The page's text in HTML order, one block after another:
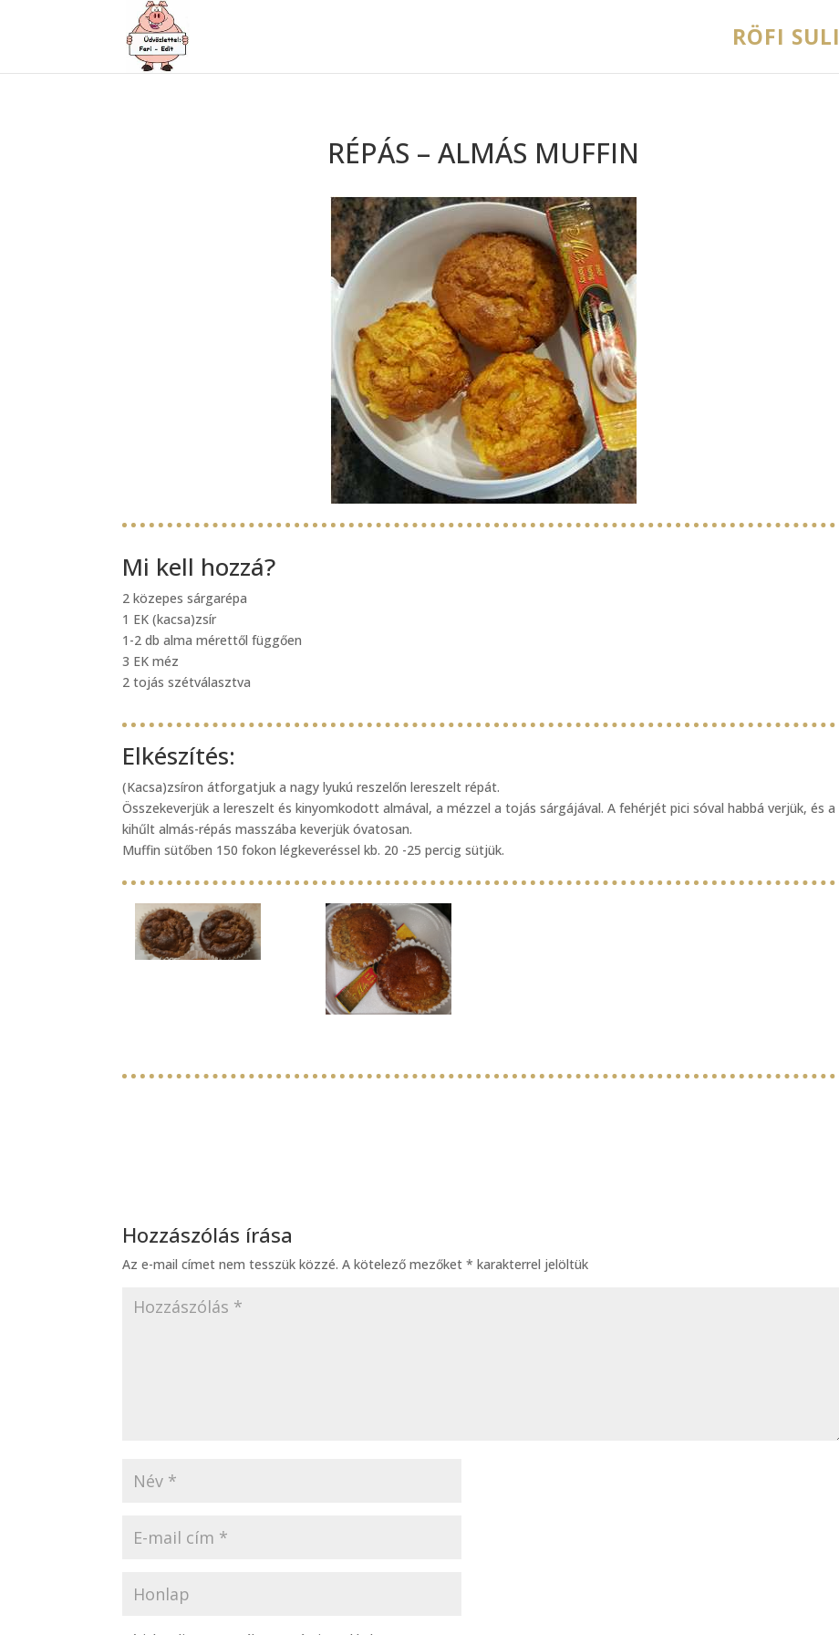
RÖFI SULI
RÉPÁS – ALMÁS MUFFIN
Mi kell hozzá?
2 közepes sárgarépa
1 EK (kacsa)zsír
1-2 db alma mérettől függően
3 EK méz
2 tojás szétválasztva
Elkészítés:
(Kacsa)zsíron átforgatjuk a nagy lyukú reszelőn lereszelt répát.
Összekeverjük a lereszelt és kinyomkodott almával, a mézzel a tojás sárgájával. A fehérjét pici sóval habbá verjük, és a
kihűlt almás-répás masszába keverjük óvatosan.
Muffin sütőben 150 fokon légkeveréssel kb. 20 -25 percig sütjük.
Hozzászólás írása
Az e-mail címet nem tesszük közzé. A kötelező mezőket* karakterrel jelöltük